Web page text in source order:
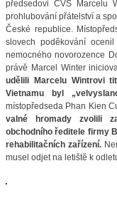
předsedovi ČVS Marcelu
prohlubování přátelství a
České republice.
slovech poděkování
nemocného novorozence
právě Marcel Winter
udělili Marcelu Wintrovi
Vietnamu byl
místopředseda Phan Kien
valné hromady zvolili
obchodního ředitele firmy
rehabilitačních zařízení.
musel odjet na letiště k